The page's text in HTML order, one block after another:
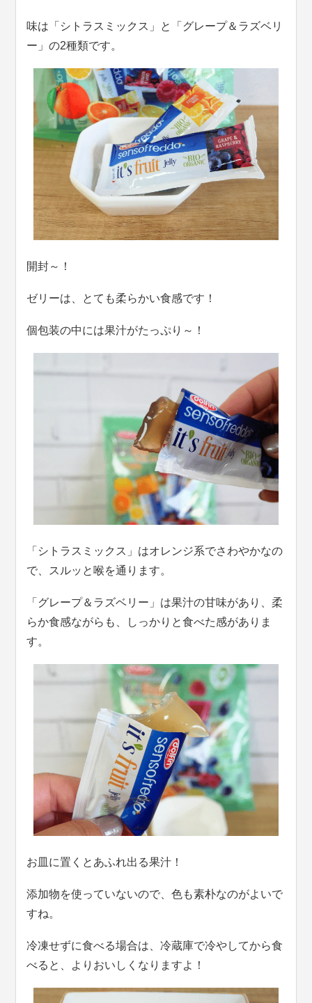
味は「シトラスミックス」と「グレープ＆ラズベリ
ー」の2種類です。
開封～！
ゼリーは、とても柔らかい食感です！
個包装の中には果汁がたっぷり～！
「シトラスミックス」はオレンジ系でさわやかなの
で、スルッと喉を通ります。
「グレープ＆ラズベリー」は果汁の甘味があり、柔
らか食感ながらも、しっかりと食べた感がありま
す。
お皿に置くとあふれ出る果汁！
添加物を使っていないので、色も素朴なのがよいで
すね。
冷凍せずに食べる場合は、冷蔵庫で冷やしてから食
べると、よりおいしくなりますよ！